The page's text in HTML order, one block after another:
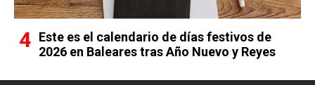
Este es el calendario de días festivos de
2026 en Baleares tras Año Nuevo y Reyes